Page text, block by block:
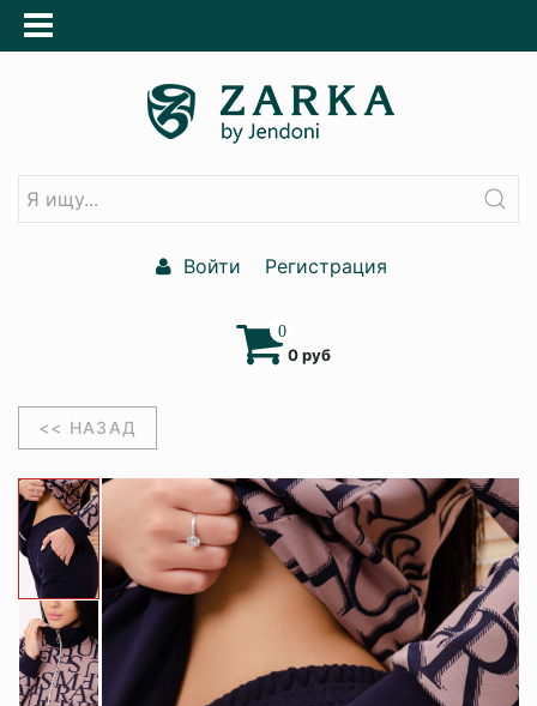
Войти Регистрация
0
0 руб
<< НАЗАД